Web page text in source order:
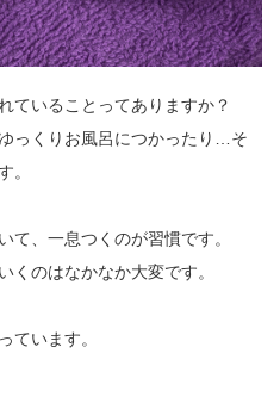
ていることってありますか？
っくりお風呂につかったり…そ
。
て、一息つくのが習慣です。
くのはなかなか大変です。
ています。